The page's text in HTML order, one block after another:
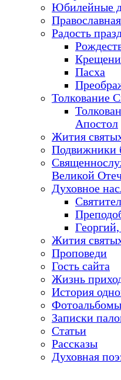
Юбилейные
Радость
Пасха
Толкование
Апостол
Жития
Подвижники
Великой
Духовное
Жития
Проповеди
Гость сайта
Жизнь
История
Фотоальбомы
Записки
Статьи
Рассказы
Духовная